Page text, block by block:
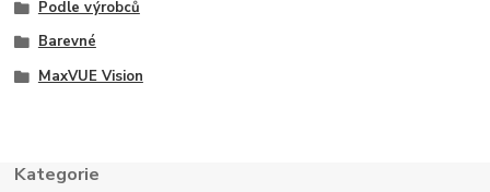
Podle výrobců
Barevné
MaxVUE Vision
Kategorie